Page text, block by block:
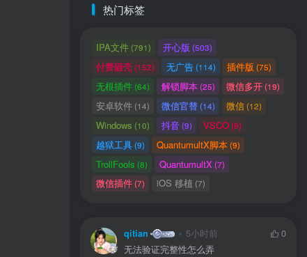
热门标签
IPA文件 (791) 开心版 (503)
付费砸壳(152) 无广告(114) 插件版 (75)
无根插件(64) 解锁脚本(25) 微信多开(19)
安卓软件 (14) 微信官替(14) 微信(12)
Windows (10) 抖音(9) VSCO(9)
越狱工具(9) QuantumultX脚本(9)
TrollFools (8) QuantumultX (7)
微信插件(7) iOS 移植 (7)
qitian 5小时前
0
无法验证完整性怎么弄